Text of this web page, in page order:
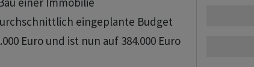
eingeplante Budget
Euro und ist nun auf 384.000 Euro